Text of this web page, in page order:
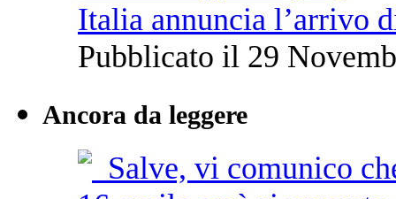
Italia annuncia l’arrivo
Pubblicato il 29
Ancora da leggere